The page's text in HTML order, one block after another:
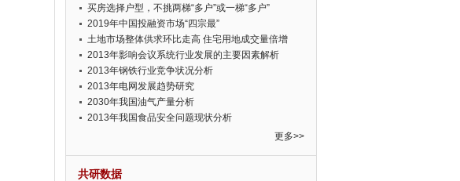
买房选择户型，不挑两梯“多户”或一梯“多户”
2019年中国投融资市场“四宗最”
土地市场整体供求环比走高 住宅用地成交量倍增
2013年影响会议系统行业发展的主要因素解析
2013年钢铁行业竞争状况分析
2013年电网发展趋势研究
2030年我国油气产量分析
2013年我国食品安全问题现状分析
更多>>
共研数据